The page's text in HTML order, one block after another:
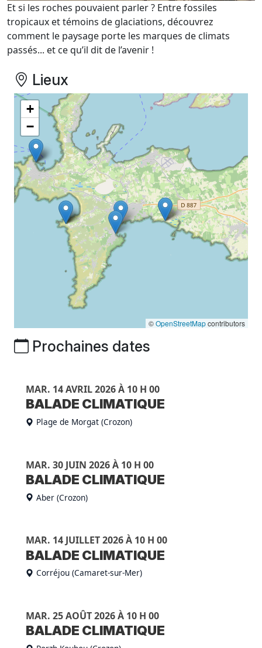
Et si les roches pouvaient parler ? Entre fossiles
tropicaux et témoins de glaciations, découvrez
comment le paysage porte les marques de climats
passés... et ce qu’il dit de l’avenir !
Lieux
+
−
©OpenStreetMapcontributors
Prochaines dates
MAR. 14 AVRIL 2026 À 10 H 00
BALADE CLIMATIQUE
Plage de Morgat (Crozon)
MAR. 30 JUIN 2026 À 10 H 00
BALADE CLIMATIQUE
Aber (Crozon)
MAR. 14 JUILLET 2026 À 10 H 00
BALADE CLIMATIQUE
Corréjou (Camaret-sur-Mer)
MAR. 25 AOÛT 2026 À 10 H 00
BALADE CLIMATIQUE